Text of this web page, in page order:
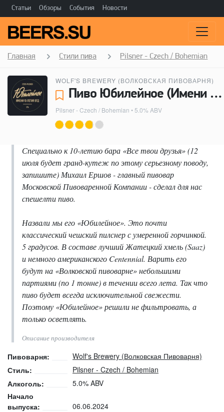
Статьи Обзоры События Новости
Главная Стили пива Pilsner - Czech / Bohemian
WOLF'S BREWERY (ВОЛКОВСКАЯ ПИВОВАРНЯ)
Пиво Юбилейное (Имени 10-летия ВТД) - Wolf's Brewery (Волковская Пивоварня)
Pilsner - Czech / Bohemian • 5.0% ABV
Специально к 10-летию бара «Все твои друзья» (12
июля будет гранд-кутеж по этому серьезному поводу,
запишите) Михаил Ершов - главный пивовар
Московской Пивоваренной Компании - сделал для нас
спешелти пиво.
Назвали мы его «Юбилейное». Это почти
классический чешский пилснер с умеренной горчинкой.
5 градусов. В составе лучший Жатецкий хмель (Saaz)
и немного американского Centennial. Варить его
будут на «Волковской пивоварне» небольшими
партиями (по 1 тонне) в течении всего лета. Так что
пиво будет всегда исключительной свежести.
Поэтому «Юбилейное» решили не фильтровать, а
только осветлять.
Описание производителя
Пивоварня:
Wolf's Brewery (Волковская Пивоварня)
Стиль:
Pilsner - Czech / Bohemian
Алкоголь:
5.0% ABV
Начало
выпуска:
06.06.2024